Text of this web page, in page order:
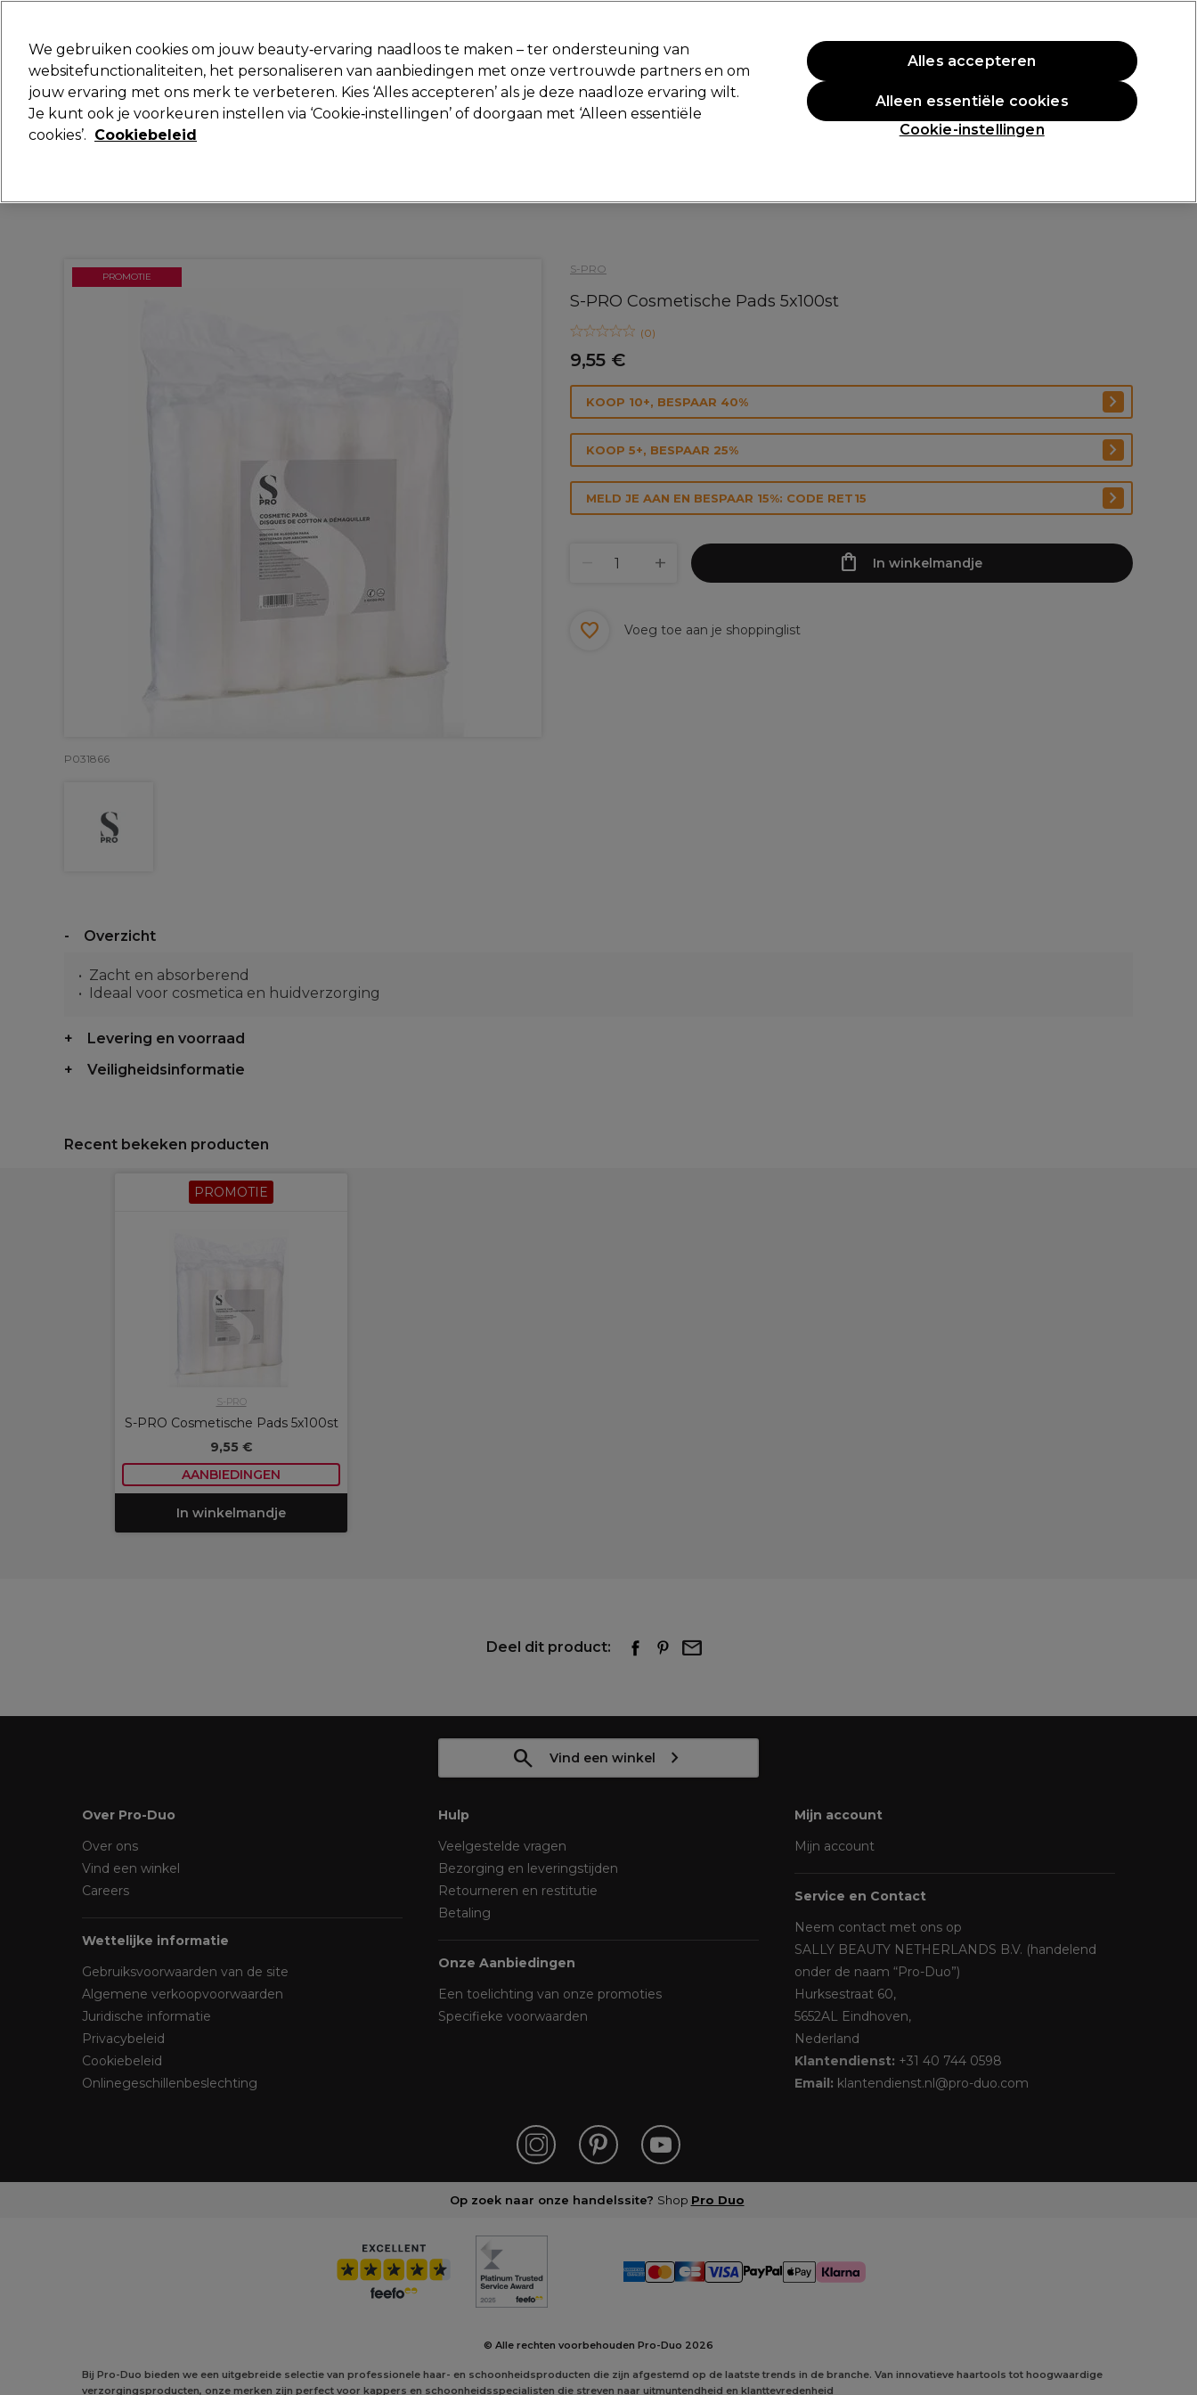
Aanmelden
Merken Deals Haar Elektra Beauty Salon interieur Mannen Vegan Nieuwe producten Professionele Awards
Volgende dag geleverd*
S-PRO
S-PRO Cosmetische Pads 5x100st
(0)
9,55 €
PROMOTIE
P031866
KOOP 10+, BESPAAR 40%
KOOP 5+, BESPAAR 25%
MELD JE AAN EN BESPAAR 15%: CODE RET15
In winkelmandje
Voeg toe aan je shoppinglist
Overzicht
Zacht en absorberend
Ideaal voor cosmetica en huidverzorging
Levering en voorraad
Veiligheidsinformatie
Recent bekeken producten
PROMOTIE
S-PRO
S-PRO Cosmetische Pads 5x100st
9,55 €
AANBIEDINGEN
In winkelmandje
Deel dit product:
Vind een winkel
Over Pro-Duo
Over ons
Vind een winkel
Careers
Wettelijke informatie
Gebruiksvoorwaarden van de site
Algemene verkoopvoorwaarden
Juridische informatie
Privacybeleid
Cookiebeleid
Onlinegeschillenbeslechting
Hulp
Veelgestelde vragen
Bezorging en leveringstijden
Retourneren en restitutie
Betaling
Onze Aanbiedingen
Een toelichting van onze promoties
Specifieke voorwaarden
Mijn account
Mijn account
Service en Contact
Neem contact met ons op
SALLY BEAUTY NETHERLANDS B.V. (handelend
onder de naam “Pro-Duo”)
Hurksestraat 60,
5652AL Eindhoven,
Nederland
Klantendienst: +31 40 744 0598
Email: klantendienst.nl@pro-duo.com
Op zoek naar onze handelssite? Shop Pro Duo
© Alle rechten voorbehouden Pro-Duo 2026
Bij Pro-Duo bieden we een uitgebreide selectie van professionele haar- en schoonheidsproducten die zijn afgestemd op de laatste trends in de branche. Van innovatieve haartools tot hoogwaardige
verzorgingsproducten, onze merken zijn perfect voor kappers en schoonheidsspecialisten die streven naar uitmuntendheid en klanttevredenheid
We gebruiken cookies om jouw beauty‑ervaring naadloos te maken – ter ondersteuning van
websitefunctionaliteiten, het personaliseren van aanbiedingen met onze vertrouwde partners en om
jouw ervaring met ons merk te verbeteren. Kies ‘Alles accepteren’ als je deze naadloze ervaring wilt.
Je kunt ook je voorkeuren instellen via ‘Cookie‑instellingen’ of doorgaan met ‘Alleen essentiële
cookies’. Cookiebeleid Cookie-instellingen
Alleen essentiële cookies
Alles accepteren